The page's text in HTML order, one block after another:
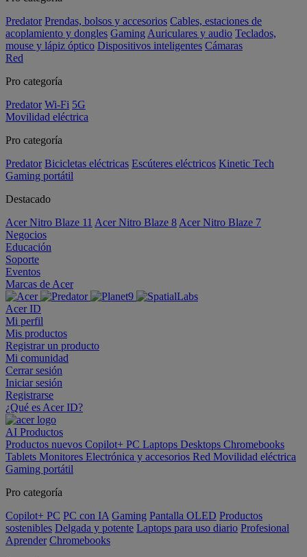
Predator Prendas, bolsos y accesorios Cables, estaciones de
acoplamiento y dongles Gaming Auriculares y audio Teclados,
mouse y lápiz óptico Dispositivos inteligentes Cámaras
Red
Pro categoría
Predator Wi-Fi 5G
Movilidad eléctrica
Pro categoría
Predator Bicicletas eléctricas Escúteres eléctricos Kinetic Tech
Gaming portátil
Destacado
Acer Nitro Blaze 11 Acer Nitro Blaze 8 Acer Nitro Blaze 7
Negocios
Educación
Soporte
Eventos
Marcas de Acer
Acer ID
Mi perfil
Mis productos
Registrar un producto
Mi comunidad
Cerrar sesión
Iniciar sesión
Registrarse
¿Qué es Acer ID?
AI Productos
Productos nuevos Copilot+ PC Laptops Desktops Chromebooks
Tablets Monitores Electrónica y accesorios Red Movilidad eléctrica
Gaming portátil
Pro categoría
Copilot+ PC PC con IA Gaming Pantalla OLED Productos
sostenibles Delgada y potente Laptops para uso diario Profesional
Aprender Chromebooks